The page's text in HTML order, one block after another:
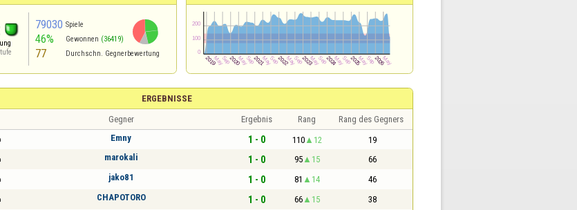
79030 Spiele
46% Gewonnen (36419)
77 Durchschn. Gegnerbewertung
ERGEBNISSE
Gegner Ergebnis Rang Rang des Gegners
Emny 1 - 0 110 12 19
marokali 1 - 0 95 15 66
jako81 1 - 0 81 14 46
CHAPOTORO 1 - 0 66 15 38